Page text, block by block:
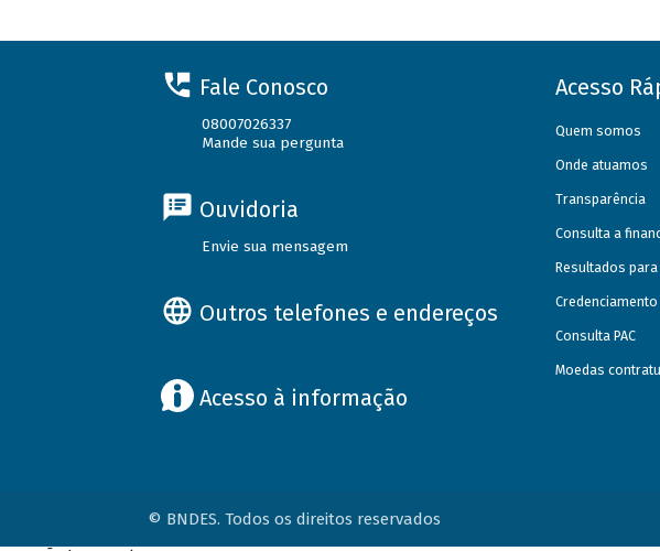
Fale Conosco
08007026337
Mande sua pergunta
Ouvidoria
Envie sua mensagem
Outros telefones e endereços
Acesso à informação
Acesso
Quem somos
Onde atuamos
Transparência
Consulta a
Resultados
Consulta PAC
Moedas
© BNDES. Todos os direitos reservados